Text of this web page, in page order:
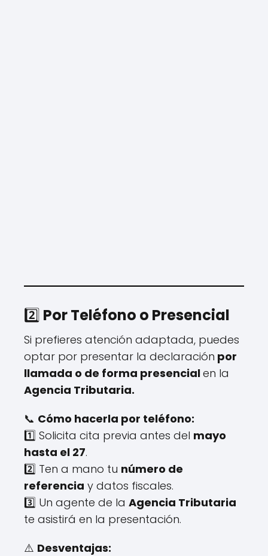
2️⃣ Por Teléfono o Presencial
Si prefieres atención adaptada, puedes
optar por presentar la declaración por
llamada o de forma presencialen la
Agencia Tributaria.
📞 Cómo hacerla por teléfono:
1️⃣ Solicita cita previa antes del mayo
hasta el 27.
2️⃣ Ten a mano tu número de
referencia y datos fiscales.
3️⃣ Un agente de la Agencia Tributaria
te asistirá en la presentación.
⚠️ Desventajas: